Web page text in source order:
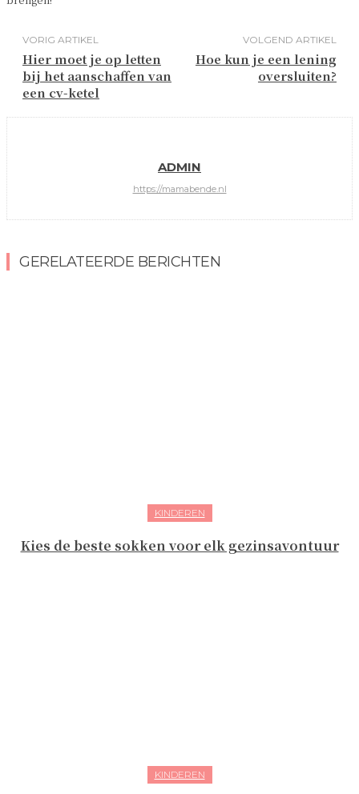
VORIG ARTIKEL
Hier moet je op letten
bij het aanschaffen van
een cv-ketel
VOLGEND ARTIKEL
Hoe kun je een lening
oversluiten?
ADMIN
https://mamabende.nl
GERELATEERDE BERICHTEN
KINDEREN
Kies de beste sokken voor elk gezinsavontuur
KINDEREN